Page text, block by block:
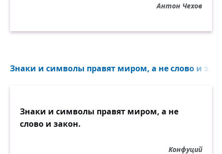
Антон Чехов
Знаки и символы правят миром, а не слово и
Знаки и символы правят миром, а не
слово и закон.
Конфуций